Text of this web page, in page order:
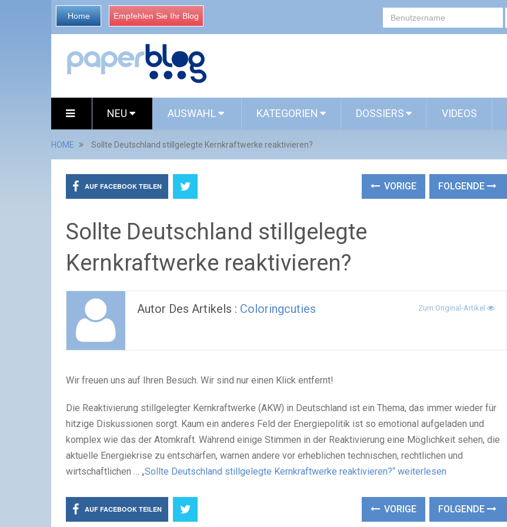
Home Empfehlen Sie Ihr Blog
NEU AUSWAHL KATEGORIEN DOSSIERS VIDEOS
HOME Sollte Deutschland stillgelegte Kernkraftwerke reaktivieren?
AUF FACEBOOK TEILEN VORIGE FOLGENDE
Sollte Deutschland stillgelegte
Kernkraftwerke reaktivieren?
Autor Des Artikels : Coloringcuties Zum Original-Artikel
Wir freuen uns auf Ihren Besuch. Wir sind nur einen Klick entfernt!
Die Reaktivierung stillgelegter Kernkraftwerke (AKW) in Deutschland ist ein Thema, das immer wieder für
hitzige Diskussionen sorgt. Kaum ein anderes Feld der Energiepolitik ist so emotional aufgeladen und
komplex wie das der Atomkraft. Während einige Stimmen in der Reaktivierung eine Möglichkeit sehen, die
aktuelle Energiekrise zu entschärfen, warnen andere vor erheblichen technischen, rechtlichen und
wirtschaftlichen … „Sollte Deutschland stillgelegte Kernkraftwerke reaktivieren?“ weiterlesen
AUF FACEBOOK TEILEN VORIGE FOLGENDE